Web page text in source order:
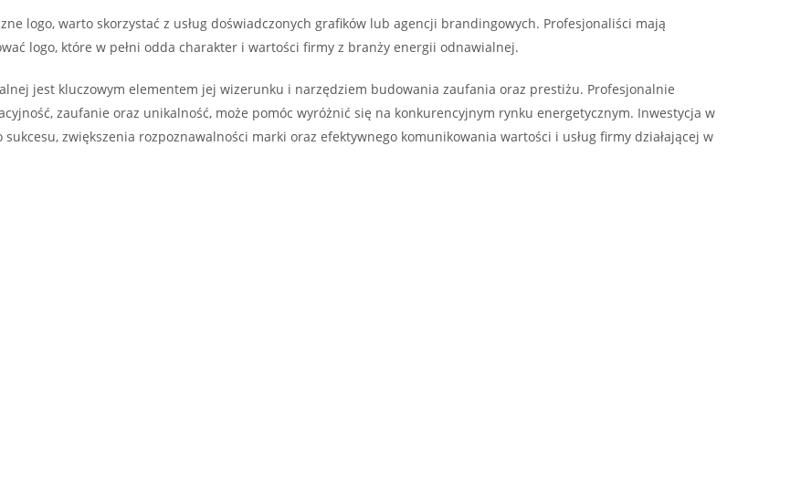
logo, warto skorzystać z usług doświadczonych grafików lub agencji brandingowych. Profesjonaliści mają
logo, które w pełni odda charakter i wartości firmy z branży energii odnawialnej.
jest kluczowym elementem jej wizerunku i narzędziem budowania zaufania oraz prestiżu. Profesjonalnie
zaufanie oraz unikalność, może pomóc wyróżnić się na konkurencyjnym rynku energetycznym. Inwestycja w
zwiększenia rozpoznawalności marki oraz efektywnego komunikowania wartości i usług firmy działającej w